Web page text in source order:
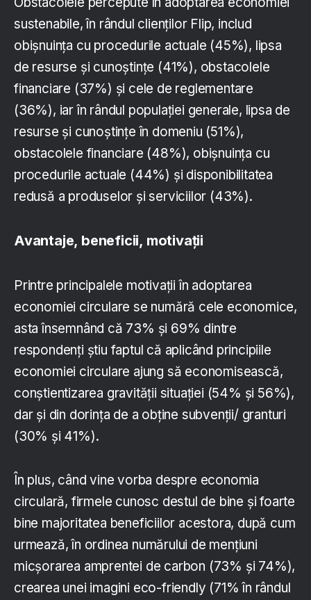
sustenabile, în rândul clienților Flip, includ
obișnuința cu procedurile actuale (45%), lipsa
de resurse și cunoștințe (41%), obstacolele
financiare (37%) și cele de reglementare
(36%), iar în rândul populației generale, lipsa de
resurse și cunoștințe în domeniu (51%),
obstacolele financiare (48%), obișnuința cu
procedurile actuale (44%) și disponibilitatea
redusă a produselor și serviciilor (43%).
Avantaje, beneficii, motivații
Printre principalele motivații în adoptarea
economiei circulare se numără cele economice,
asta însemnând că 73% și 69% dintre
respondenți știu faptul că aplicând principiile
economiei circulare ajung să economisească,
conștientizarea gravității situației (54% și 56%),
dar și din dorința de a obține subvenții/ granturi
(30% și 41%).
În plus, când vine vorba despre economia
circulară, firmele cunosc destul de bine și foarte
bine majoritatea beneficiilor acestora, după cum
urmează, în ordinea numărului de mențiuni
micșorarea amprentei de carbon (73% și 74%),
crearea unei imagini eco-friendly (71% în rândul